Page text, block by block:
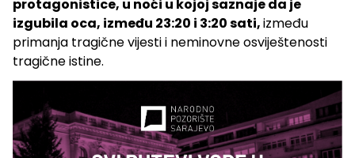
protagonistice, u noći u kojoj saznaje da je
izgubila oca, između 23:20 i 3:20 sati,između
primanja tragične vijesti i neminovne osviještenosti
tragične istine.